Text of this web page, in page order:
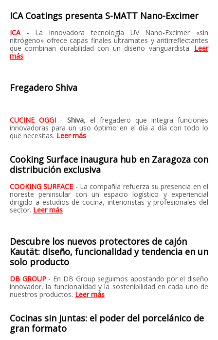
ICA Coatings presenta S-MATT Nano-Excimer
ICA - La innovadora tecnología UV Nano-Excimer «sin
nitrógeno» ofrece capas finales ultramates y antirreflectantes
que combinan durabilidad con un diseño vanguardista. Leer
más
Fregadero Shiva
CUCINE OGGI - Shiva, el fregadero que integra funciones
innovadoras para un uso óptimo en el día a día con todo lo
que necesitas. Leer más
Cooking Surface inaugura hub en Zaragoza con
distribución exclusiva
COOKING SURFACE - La compañía refuerza su presencia en el
noreste peninsular con un espacio logístico y experiencial
dirigido a estudios de cocina, interioristas y profesionales del
sector. Leer más
Descubre los nuevos protectores de cajón
Kautät: diseño, funcionalidad y tendencia en un
solo producto
DB GROUP - En DB Group seguimos apostando por el diseño
innovador, la funcionalidad y la sostenibilidad en cada uno de
nuestros productos. Leer más
Cocinas sin juntas: el poder del porcelánico de
gran formato